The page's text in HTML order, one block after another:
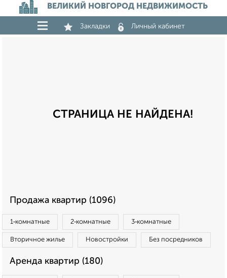
ВЕЛИКИЙ НОВГОРОД НЕДВИЖИМОСТЬ
Закладки Личный кабинет
СТРАНИЦА НЕ НАЙДЕНА!
Продажа квартир (1096)
1‑комнатные 2‑комнатные 3‑комнатные
Вторичное жилье Новостройки Без посредников
Аренда квартир (180)